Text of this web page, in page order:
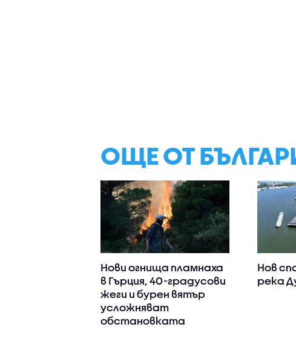
ОЩЕ ОТ
Нови огнища пламнаха
в Гърция, 40-градусови
жеги и бурен вятър
усложняват
обстановката
Нов
река